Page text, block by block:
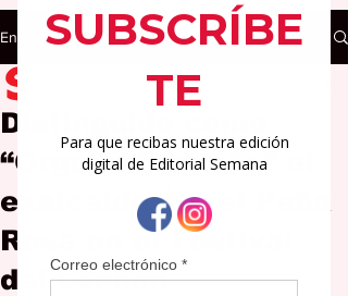
Entrada
Distinguido como
“Orgullo Pedreño” el
exalcalde Ángel Peña
Rosa en el Festival
del Lechón
2 min de lectura